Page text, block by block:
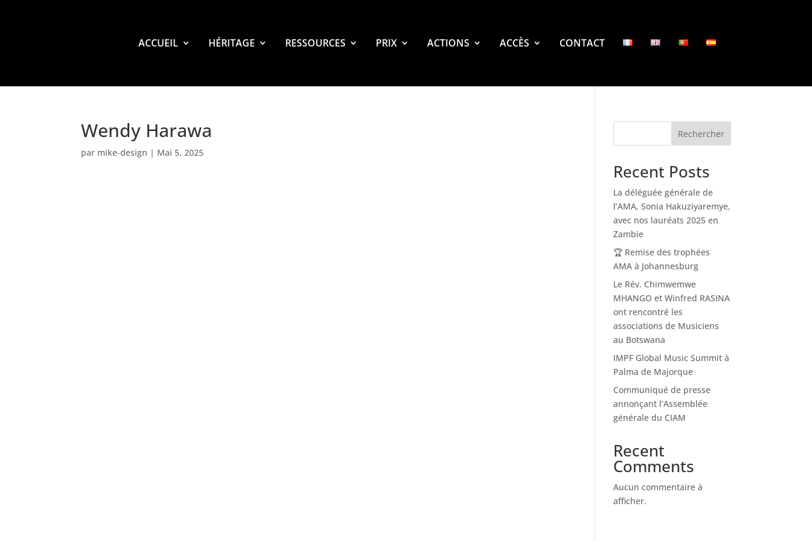
ACCUEIL HÉRITAGE RESSOURCES PRIX ACTIONS ACCÈS CONTACT
Wendy Harawa
par mike-design | Mai 5, 2025
Rechercher
Recent Posts
La déléguée générale de
l’AMA, Sonia Hakuziyaremye,
avec nos lauréats 2025 en
Zambie
🏆 Remise des trophées
AMA à Johannesburg
Le Rév. Chimwemwe
MHANGO et Winfred RASINA
ont rencontré les
associations de Musiciens
au Botswana
IMPF Global Music Summit à
Palma de Majorque
Communiqué de presse
annonçant l’Assemblée
générale du CIAM
Recent
Comments
Aucun commentaire à
afficher.